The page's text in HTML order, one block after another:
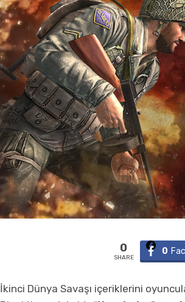
0
SHARE
0
İkinci Dünya Savaşı içeriklerini